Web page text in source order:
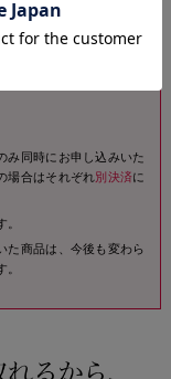
み同時にお申し込みいた
場合はそれぞれ別決済に
た商品は、今後も変わら